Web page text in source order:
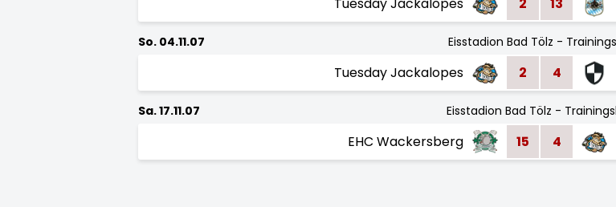
So. 04.11.07 Eisstadion Bad Tölz -
Tuesday Jackalopes 2 4
Sa. 17.11.07 Eisstadion Bad Tölz -
EHC Wackersberg 15 4